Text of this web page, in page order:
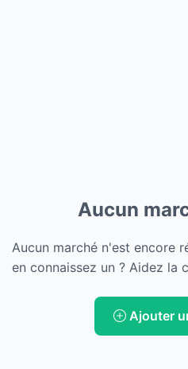
Aucun
Aucun marché n'est encore
en connaissez un ? Aidez la
Ajouter